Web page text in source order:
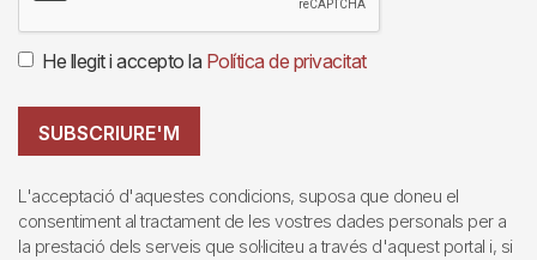
He llegit i accepto la Política de privacitat
SUBSCRIURE'M
L'acceptació d'aquestes condicions, suposa que doneu el
consentiment al tractament de les vostres dades personals per a
la prestació dels serveis que sol·liciteu a través d'aquest portal i, si